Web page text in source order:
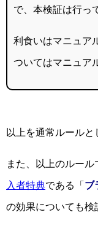
で、本検証は行っ
利食いはマニュア
ついてはマニュア
以上を通常ルールと
また、以上のルール
入者特典である「 ブ
の効果についても検